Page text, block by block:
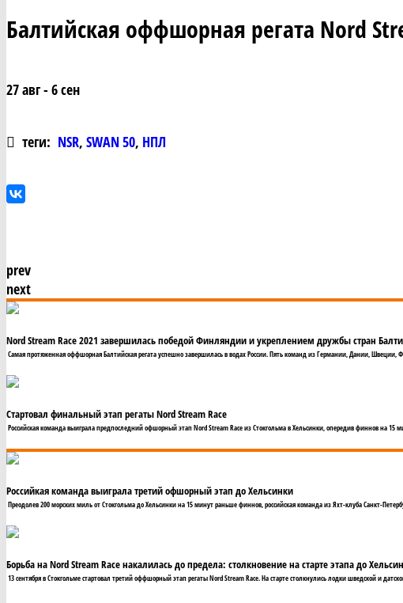
Балтийская оффшорная регата Nord
27 авг - 6 сен
теги: NSR, SWAN 50, НПЛ
prev
next
Nord Stream Race 2021 завершилась победой Финляндии и укреплением дружбы стран
Самая протяженная оффшорная Балтийская регата успешно завершилась в водах России. Пять команд из Германии, Дании,
Стартовал финальный этап регаты Nord Stream Race
Российская команда выиграла предпоследний офшорный этап Nord Stream Race из Стокгольма в Хельсинки, опередив финнов на
Российкая команда выиграла третий офшорный этап до Хельсинки
Преодолев 200 морских миль от Стокгольма до Хельсинки на 15 минут раньше финнов, российская команда из Яхт-клуба Санкт-
Борьба на Nord Stream Race накалилась до предела: столкновение на старте этапа до
13 сентября в Стокгольме стартовал третий оффшорный этап регаты Nord Stream Race. На старте столкнулись лодки шведской и